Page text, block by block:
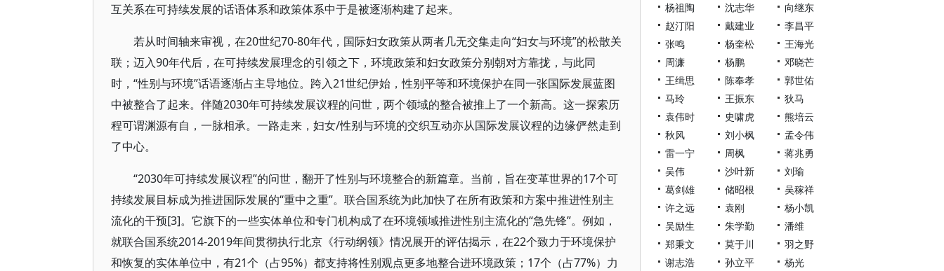
互关系在可持续发展的话语体系和政策体系中于是被逐渐构建了起来。
若从时间轴来审视，在20世纪70-80年代，国际妇女政策从两者几无交集走向“妇女与环境”的松散关
联；迈入90年代后，在可持续发展理念的引领之下，环境政策和妇女政策分别朝对方靠拢，与此同
时，“性别与环境”话语逐渐占主导地位。跨入21世纪伊始，性别平等和环境保护在同一张国际发展蓝图
中被整合了起来。伴随2030年可持续发展议程的问世，两个领域的整合被推上了一个新高。这一探索历
程可谓渊源有自，一脉相承。一路走来，妇女/性别与环境的交织互动亦从国际发展议程的边缘俨然走到
了中心。
“2030年可持续发展议程”的问世，翻开了性别与环境整合的新篇章。当前，旨在变革世界的17个可
持续发展目标成为推进国际发展的“重中之重”。联合国系统为此加快了在所有政策和方案中推进性别主
流化的干预[3]。它旗下的一些实体单位和专门机构成了在环境领域推进性别主流化的“急先锋”。例如，
就联合国系统2014-2019年间贯彻执行北京《行动纲领》情况展开的评估揭示，在22个致力于环境保护
和恢复的实体单位中，有21个（占95%）都支持将性别观点更多地整合进环境政策；17个（占77%）力
杨祖陶
沈志华
向继东
赵汀阳
戴建业
李昌平
张鸣
杨奎松
王海光
周濂
杨鹏
邓晓芒
王缉思
陈奉孝
郭世佑
马玲
王振东
狄马
袁伟时
史啸虎
熊培云
秋风
刘小枫
孟令伟
雷一宁
周枫
蒋兆勇
吴伟
沙叶新
刘瑜
葛剑雄
储昭根
吴稼祥
许之远
袁刚
杨小凯
吴励生
朱学勤
潘维
郑秉文
莫于川
羽之野
谢志浩
孙立平 杨光